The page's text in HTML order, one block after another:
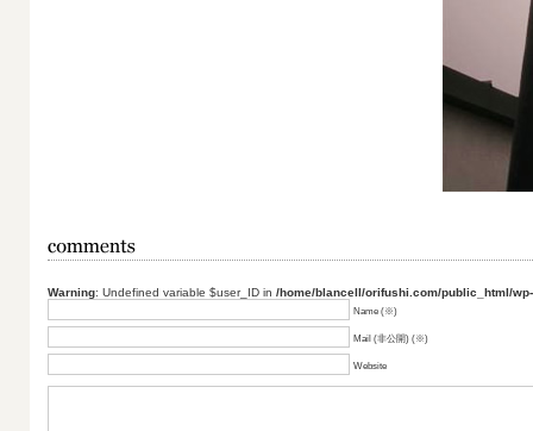
Warning: Undefined variable $user_ID in /home/blancell/orifushi.com/public_html/
Name (※)
Mail (非公開) (※)
Website